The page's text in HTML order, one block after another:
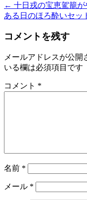
投
稿
ナ
ビ
ゲ
ー
← 十日戎の宝恵駕籠が
ある日のほろ酔いセッ
コメントを残す
メールアドレスが公開
いる欄は必須項目です
コメント *
名前 *
メール *